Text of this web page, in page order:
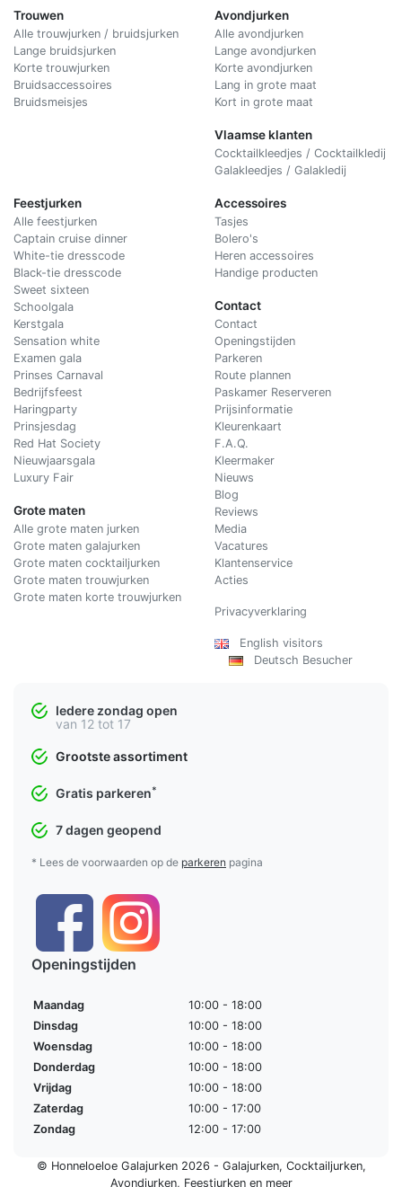
Trouwen
Alle trouwjurken / bruidsjurken
Lange bruidsjurken
Korte trouwjurken
Bruidsaccessoires
Bruidsmeisjes
Avondjurken
Alle avondjurken
Lange avondjurken
Korte avondjurken
Lang in grote maat
Kort in grote maat
Vlaamse klanten
Cocktailkleedjes / Cocktailkledij
Galakleedjes / Galakledij
Feestjurken
Alle feestjurken
Captain cruise dinner
White-tie dresscode
Black-tie dresscode
Sweet sixteen
Schoolgala
Kerstgala
Sensation white
Examen gala
Prinses Carnaval
Bedrijfsfeest
Haringparty
Prinsjesdag
Red Hat Society
Nieuwjaarsgala
Luxury Fair
Grote maten
Alle grote maten jurken
Grote maten galajurken
Grote maten cocktailjurken
Grote maten trouwjurken
Grote maten korte trouwjurken
Accessoires
Tasjes
Bolero's
Heren accessoires
Handige producten
Contact
Contact
Openingstijden
Parkeren
Route plannen
Paskamer Reserveren
Prijsinformatie
Kleurenkaart
F.A.Q.
Kleermaker
Nieuws
Blog
Reviews
Media
Vacatures
Klantenservice
Acties
Privacyverklaring
English visitors
Deutsch Besucher
Iedere zondag open
van 12 tot 17
Grootste assortiment
Gratis parkeren*
7 dagen geopend
* Lees de voorwaarden op de parkeren pagina
Openingstijden
Maandag
10:00 - 18:00
Dinsdag
10:00 - 18:00
Woensdag
10:00 - 18:00
Donderdag
10:00 - 18:00
Vrijdag
10:00 - 18:00
Zaterdag
10:00 - 17:00
Zondag
12:00 - 17:00
© Honneloeloe Galajurken 2026 - Galajurken, Cocktailjurken,
Avondjurken, Feestjurkenen meer